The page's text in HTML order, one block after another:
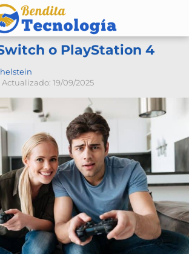
o PlayStation 4
Actualizado: 19/09/2025